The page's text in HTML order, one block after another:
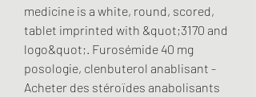
medicine is a white, round, scored,
tablet imprinted with &quot;3170 and
logo&quot;. Furosémide 40 mg
posologie, clenbuterol anablisant -
Acheter des stéroïdes anabolisants